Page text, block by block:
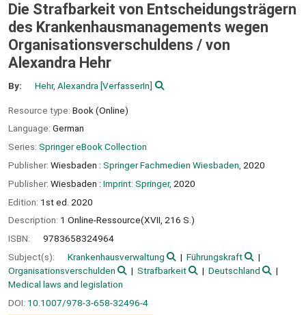
Die Strafbarkeit von Entscheidungsträgern
des Krankenhausmanagements wegen
Organisationsverschuldens / von
Alexandra Hehr
By: Hehr, Alexandra [VerfasserIn]
Resource type: Book (Online)
Language: German
Series: Springer eBook Collection
Publisher: Wiesbaden : Springer Fachmedien Wiesbaden, 2020
Publisher: Wiesbaden : Imprint: Springer, 2020
Edition: 1st ed. 2020
Description: 1 Online-Ressource(XVII, 216 S.)
ISBN:
9783658324964
Subject(s):
Krankenhausverwaltung
Führungskraft
Organisationsverschulden
Strafbarkeit
Deutschland
Medical laws and legislation
DOI: 10.1007/978-3-658-32496-4